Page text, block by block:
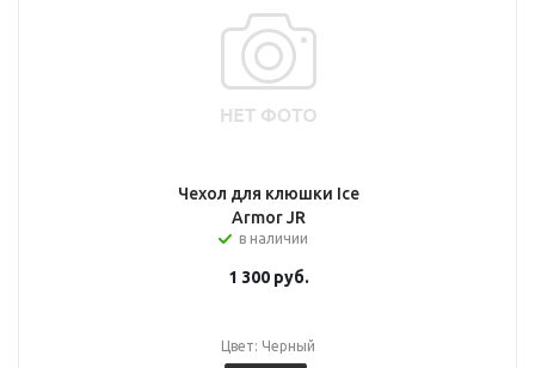
Чехол для клюшки Ice
Armor JR
в наличии
1 300руб.
Цвет: Черный